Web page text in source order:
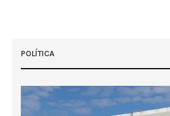
POLÍTICA